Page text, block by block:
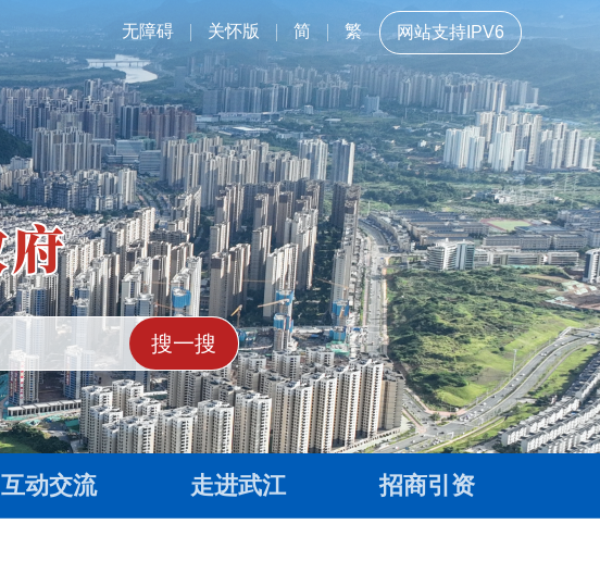
无障碍 关怀版 简 繁 网站支持IPV6
互动交流 走进武江 招商引资